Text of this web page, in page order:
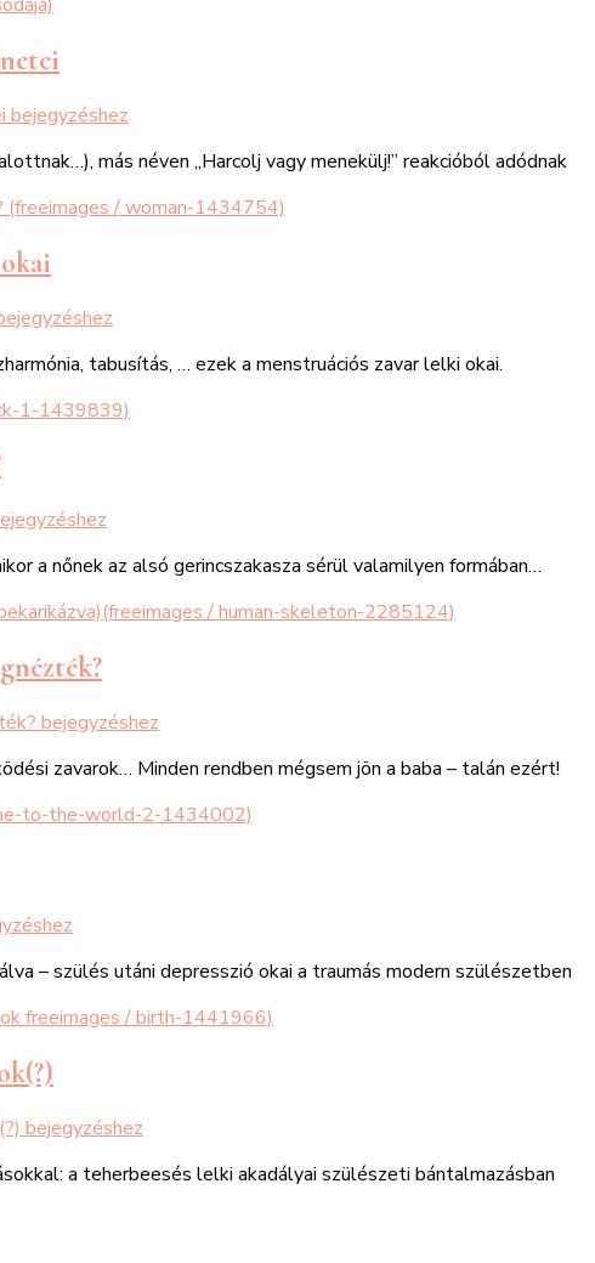
bejegyzéshez
más néven „Harcolj vagy menekülj!” reakcióból adódnak
tabusítás, … ezek a menstruációs zavar lelki okai.
a nőnek az alsó gerincszakasza sérül valamilyen formában…
bejegyzéshez
zavarok… Minden rendben mégsem jön a baba – talán ezért!
– szülés utáni depresszió okai a traumás modern szülészetben
bejegyzéshez
a teherbeesés lelki akadályai szülészeti bántalmazásban